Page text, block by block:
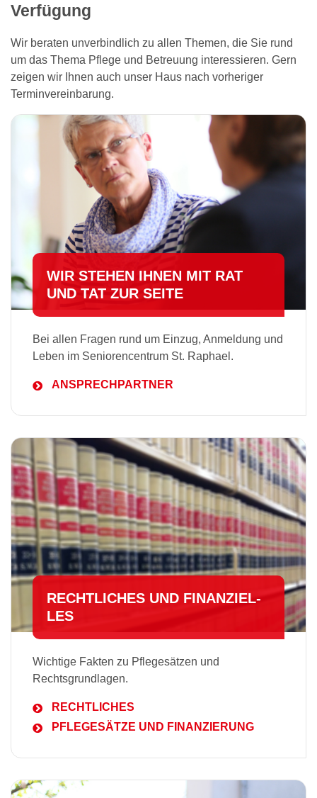
Verfügung
Wir beraten unverbindlich zu allen Themen, die Sie rund
um das Thema Pflege und Betreuung interessieren. Gern
zeigen wir Ihnen auch unser Haus nach vorheriger
Terminvereinbarung.
WIR STEHEN IHNEN MIT RAT
UND TAT ZUR SEITE
Bei allen Fragen rund um Einzug, Anmeldung und
Leben im Seniorencentrum St. Raphael.
ANSPRECHPARTNER
RECHTLICHES UND FI­NAN­ZI­EL­
LES
Wichtige Fakten zu Pflegesätzen und
Rechtsgrundlagen.
RECHTLICHES
PFLEGESÄTZE UND FINANZIERUNG